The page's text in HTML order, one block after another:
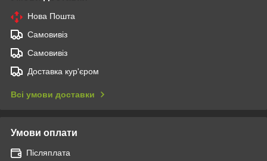
Нова Пошта
Самовивіз
Самовивіз
Доставка кур'єром
Всі умови доставки
Умови оплати
Післяплата